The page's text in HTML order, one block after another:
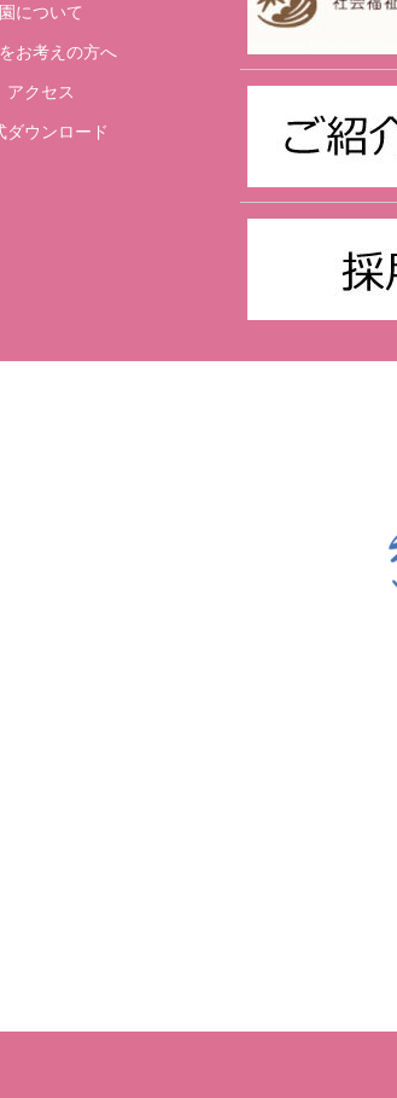
園について
お考えの方へ
アクセス
ダウンロード